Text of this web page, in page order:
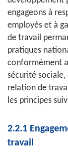
engageons à
employés et à
de travail
pratiques
conformément
sécurité
relation de
les principes
2.2.1
travail